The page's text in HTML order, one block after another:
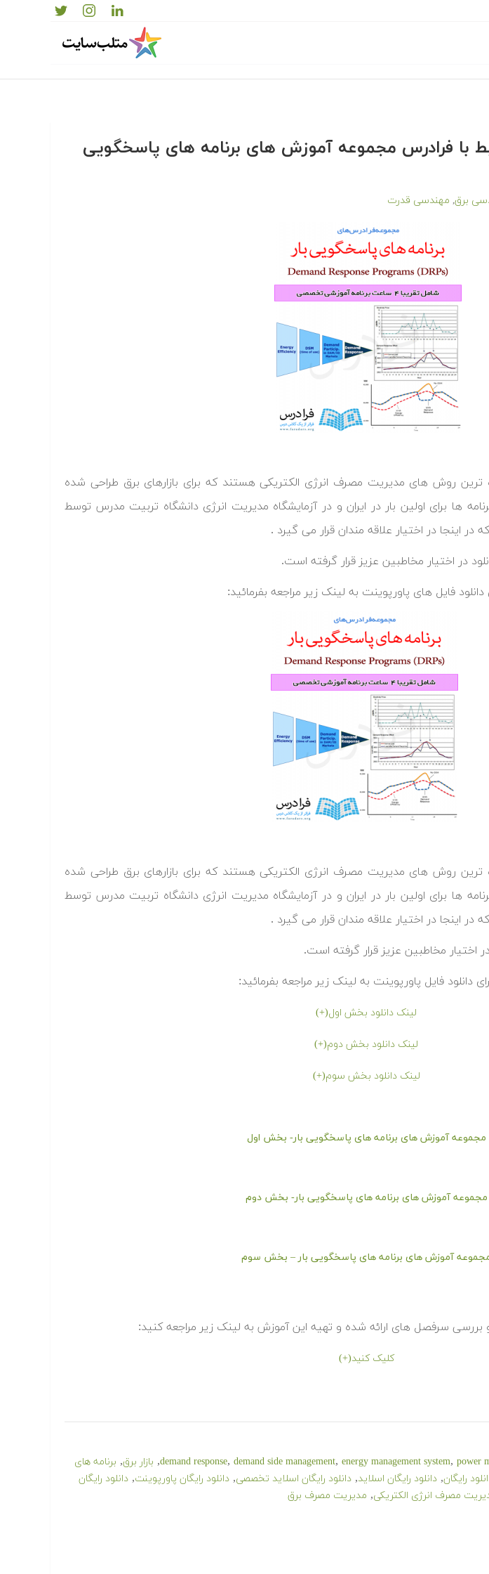
با فرادرس مجموعه آموزش های برنامه های پاسخگویی
برق, مهندسی قدرت
ترین روش های مدیریت مصرف انرژی الکتریکی هستند که برای بازارهای برق طراحی شده
ها برای اولین بار در ایران و در آزمایشگاه مدیریت انرژی دانشگاه تربیت مدرس توسط
اینجا در اختیار علاقه مندان قرار می گیرد .
در اختیار مخاطبین عزیز قرار گرفته است.
دانلود فایل های پاورپوینت به لینک زیر مراجعه بفرمائید:
ترین روش های مدیریت مصرف انرژی الکتریکی هستند که برای بازارهای برق طراحی شده
ها برای اولین بار در ایران و در آزمایشگاه مدیریت انرژی دانشگاه تربیت مدرس توسط
اینجا در اختیار علاقه مندان قرار می گیرد .
اختیار مخاطبین عزیز قرار گرفته است.
دانلود فایل پاورپوینت به لینک زیر مراجعه بفرمائید:
لینک دانلود بخش اول(+)
لینک دانلود بخش دوم(+)
لینک دانلود بخش سوم(+)
مجموعه آموزش های برنامه های پاسخگویی بار- بخش اول
مجموعه آموزش های برنامه های پاسخگویی بار- بخش دوم
آموزش های برنامه های پاسخگویی بار – بخش سوم
سرفصل های ارائه شده و تهیه این آموزش به لینک زیر مراجعه کنید:
کلیک کنید(+)
demand response, demand side management, energy management system, power
, بازار برق, برنامه های
رایگان, دانلود رایگان اسلاید, دانلود رایگان اسلاید تخصصی, دانلود رایگان پاورپوینت, دانلود رایگان
مصرف انرژی الکتریکی, مدیریت مصرف برق